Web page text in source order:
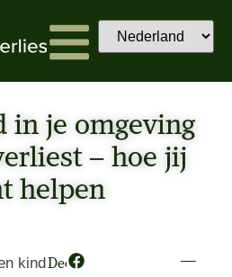
in je omgeving
– hoe jij
helpen
kindDeel